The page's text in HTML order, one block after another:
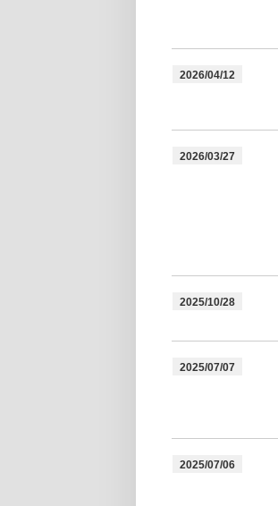
2026/04/12
2026/03/27
2025/10/28
2025/07/07
2025/07/06